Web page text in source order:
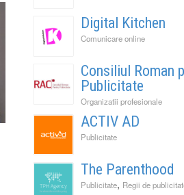
Digital Kitchen
Comunicare online
Consiliul Roman
Publicitate
Organizatii profesionale
ACTIV AD
Publicitate
The Parenthood
Publicitate, Regii de